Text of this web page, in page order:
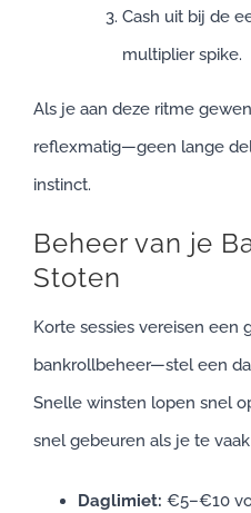
Cash uit bij de
multiplier spike.
Als je aan deze ritme
reflexmatig—geen lange
instinct.
Beheer van je
Stoten
Korte sessies vereisen een
bankrollbeheer—stel een
Snelle winsten lopen snel
snel gebeuren als je te
Daglimiet: €5–€10